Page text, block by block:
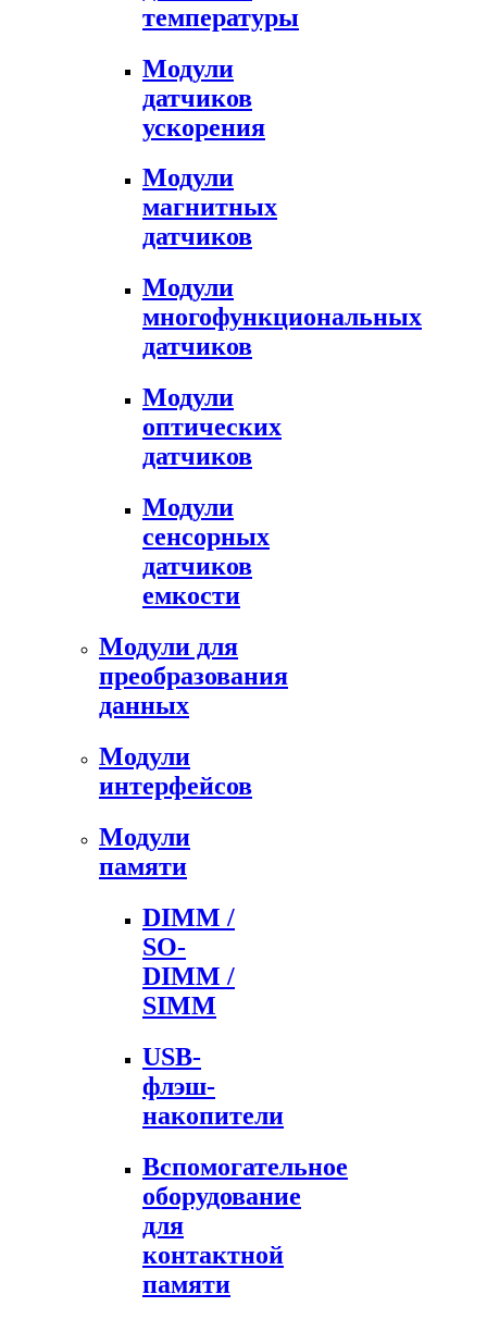
температуры
Модули
датчиков
ускорения
Модули
магнитных
датчиков
Модули
многофункциональных
датчиков
Модули
оптических
датчиков
Модули
сенсорных
датчиков
емкости
Модули для
преобразования
данных
Модули
интерфейсов
Модули
памяти
DIMM /
SO-
DIMM /
SIMM
USB-
флэш-
накопители
Вспомогательное
оборудование
для
контактной
памяти